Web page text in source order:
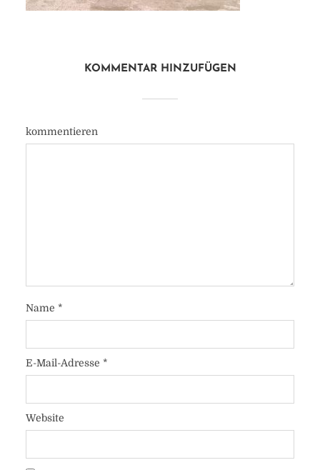
KOMMENTAR HINZUFÜGEN
kommentieren
Name *
E-Mail-Adresse *
Website